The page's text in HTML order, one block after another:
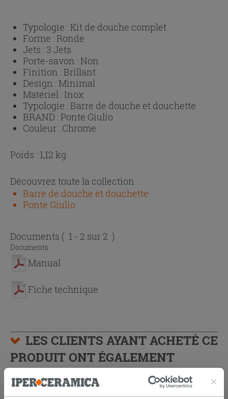
Typologie :Kit de douche complet
Forme :Ronde
Jets : 3 Jets
Porte-savon :Non
Finition :Brillant
Design :Minimal
Matériel : Inox
Typologie :Barre de douche et douchette
BRAND :Ponte Giulio
Couleur : Chrome
Poids : 1,12 kg
Découvrez toute la collection
Barre de douche et douchette
Ponte Giulio
Documents ( 1 - 2 sur 2 )
Documents
Manual
Fiche technique
LES CLIENTS AYANT ACHETÉ CE
PRODUIT ONT ÉGALEMENT
ACHETÉ